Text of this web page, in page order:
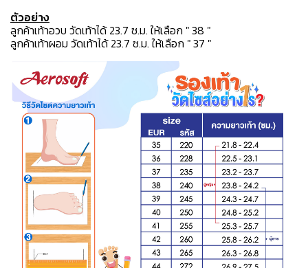
ตัวอย่าง
ลูกค้าเท้าอวบ วัดเท้าได้ 23.7 ซ.ม. ให้เลือก " 38 "
ลูกค้าเท้าผอม วัดเท้าได้ 23.7 ซ.ม. ให้เลือก " 37 "